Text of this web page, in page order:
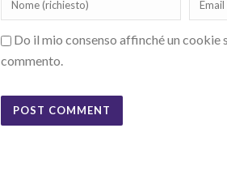
Do il mio consenso affinché un
commento.